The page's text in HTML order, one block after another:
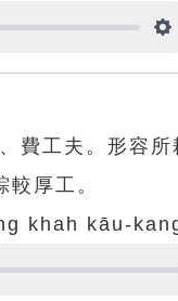
費工夫。形容所
較厚工。
khah kāu-